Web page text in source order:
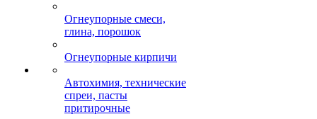
Огнеупорные смеси,
глина, порошок
Огнеупорные кирпичи
Автохимия, технические
спреи, пасты
притирочные